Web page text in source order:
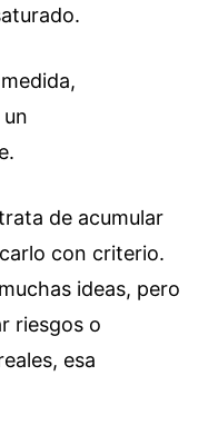
de acumular
con criterio.
ideas, pero
riesgos o
esa